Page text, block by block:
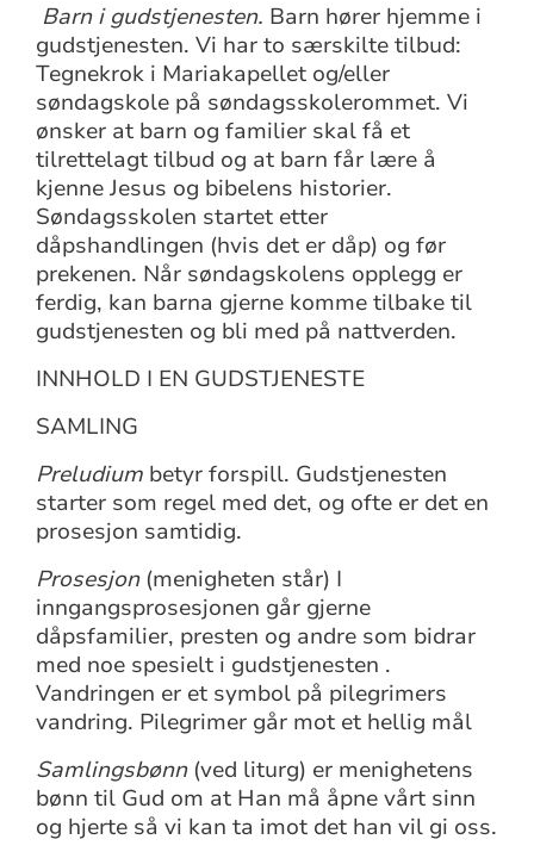
Barn i gudstjenesten. Barn hører hjemme i
gudstjenesten. Vi har to særskilte tilbud:
Tegnekrok i Mariakapellet og/eller
søndagskole på søndagsskolerommet. Vi
ønsker at barn og familier skal få et
tilrettelagt tilbud og at barn får lære å
kjenne Jesus og bibelens historier.
Søndagsskolen startet etter
dåpshandlingen (hvis det er dåp) og før
prekenen. Når søndagskolens opplegg er
ferdig, kan barna gjerne komme tilbake til
gudstjenesten og bli med på nattverden.
INNHOLD I EN GUDSTJENESTE
SAMLING
Preludium betyr forspill. Gudstjenesten
starter som regel med det, og ofte er det en
prosesjon samtidig.
Prosesjon (menigheten står) I
inngangsprosesjonen går gjerne
dåpsfamilier, presten og andre som bidrar
med noe spesielt i gudstjenesten .
Vandringen er et symbol på pilegrimers
vandring. Pilegrimer går mot et hellig mål
Samlingsbønn(ved liturg) er menighetens
bønn til Gud om at Han må åpne vårt sinn
og hjerte så vi kan ta imot det han vil gi oss.